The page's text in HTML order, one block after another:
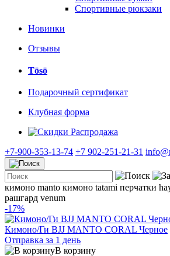
Спортивные рюкзаки
Новинки
Отзывы
Tōsō
Подарочный сертификат
Клубная форма
Распродажа
+7-900-353-13-74 +7 902-251-21-31
кимоно manto кимоно tatami перчатки
рашгард venum
-17%
Кимоно/Ги BJJ MANTO CORAL Черное
Отправка за 1 день
В корзину